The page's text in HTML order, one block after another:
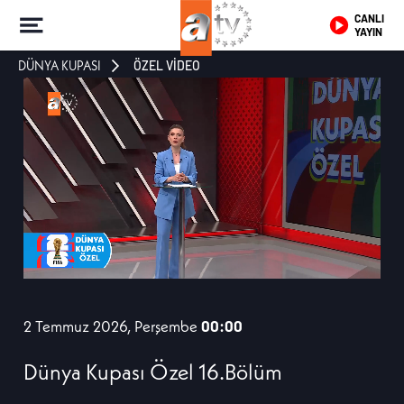
CANLI
YAYIN
DÜNYA KUPASI ÖZEL VİDEO
2 Temmuz 2026, Perşembe 00:00
Dünya Kupası Özel 16.Bölüm